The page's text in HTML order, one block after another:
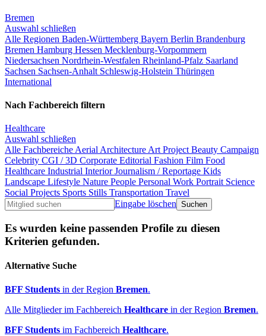
Bremen
Auswahl schließen
Alle Regionen Baden-Württemberg Bayern Berlin Brandenburg
Bremen Hamburg Hessen Mecklenburg-Vorpommern
Niedersachsen Nordrhein-Westfalen Rheinland-Pfalz Saarland
Sachsen Sachsen-Anhalt Schleswig-Holstein Thüringen
International
Nach Fachbereich filtern
Healthcare
Auswahl schließen
Alle Fachbereiche Aerial Architecture Art Project Beauty Campaign
Celebrity CGI / 3D Corporate Editorial Fashion Film Food
Healthcare Industrial InteriorJournalism / Reportage Kids
Landscape Lifestyle Nature People Personal Work Portrait Science
Social Projects Sports Stills Transportation Travel
Eingabe löschen
Es wurden keine passenden Profile zu diesen
Kriterien gefunden.
Alternative Suche
BFF Students in der Region Bremen.
Alle Mitglieder im Fachbereich Healthcare in der Region Bremen.
BFF Students im Fachbereich Healthcare.